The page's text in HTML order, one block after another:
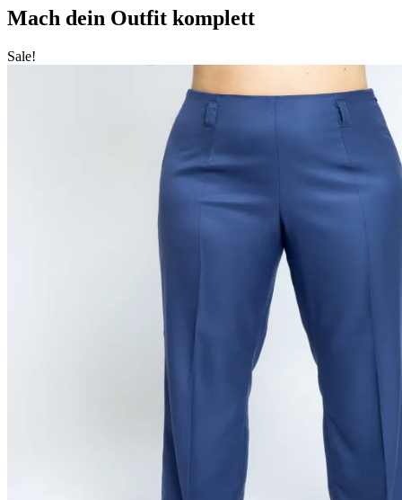
Mach dein Outfit komplett
Sale!